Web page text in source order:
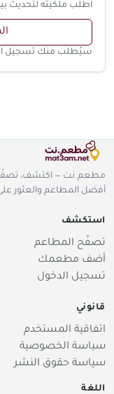
اطلب ملكيته لتحديث
سيُطلب منك تسجيل
مطعم.نت — اكتشف،
أفضل المطاعم والعثور
استكشف
تصفّح المطاعم
أضف مطعمك
تسجيل الدخول
قانوني
اتفاقية المستخدم
سياسة الخصوصية
سياسة حقوق النشر
اللغة